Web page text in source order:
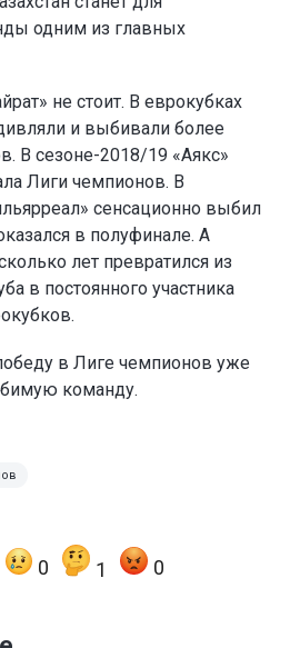
одним из главных
не стоит. В еврокубках
и выбивали более
В сезоне-2018/19 «Аякс»
Лиги чемпионов. В
сенсационно выбил
в полуфинале. А
лет превратился из
в постоянного участника
в Лиге чемпионов уже
команду.
0 1 0